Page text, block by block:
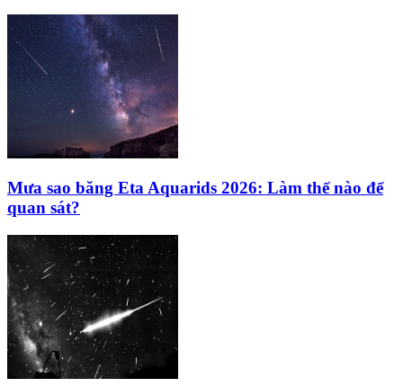
Mưa sao băng Eta Aquarids 2026: Làm thế nào để
quan sát?